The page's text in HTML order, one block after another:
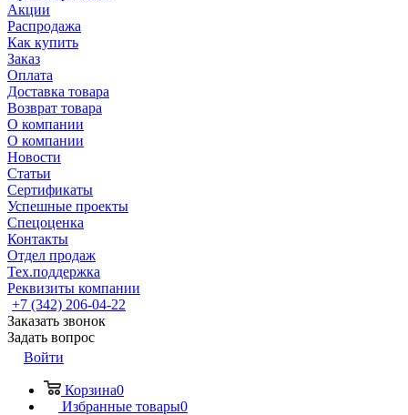
Акции
Распродажа
Как купить
Заказ
Оплата
Доставка товара
Возврат товара
О компании
О компании
Новости
Статьи
Сертификаты
Успешные проекты
Спецоценка
Контакты
Отдел продаж
Тех.поддержка
Реквизиты компании
+7 (342) 206-04-22
Заказать звонок
Задать вопрос
Войти
Корзина0
Избранные товары0